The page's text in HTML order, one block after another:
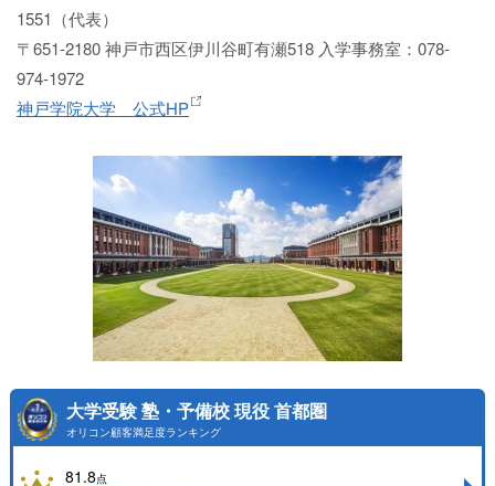
1551（代表）
〒651-2180 神戸市西区伊川谷町有瀬518 入学事務室：078-
974-1972
神戸学院大学 公式HP
大学受験 塾・予備校 現役 首都圏
オリコン顧客満足度ランキング
81.8点